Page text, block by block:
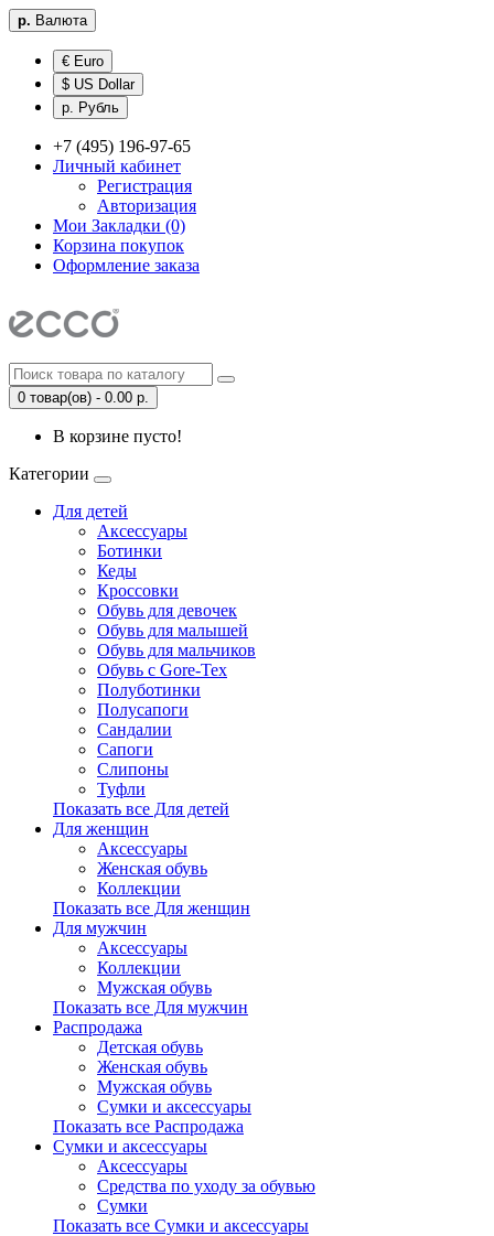
р. Валюта
€ Euro
$ US Dollar
р. Рубль
+7 (495) 196-97-65
Личный кабинет
Регистрация
Авторизация
Мои Закладки (0)
Корзина покупок
Оформление заказа
0 товар(ов) - 0.00 р.
В корзине пусто!
Категории
Для детей
Аксессуары
Ботинки
Кеды
Кроссовки
Обувь для девочек
Обувь для малышей
Обувь для мальчиков
Обувь с Gore-Tex
Полуботинки
Полусапоги
Сандалии
Сапоги
Слипоны
Туфли
Показать все Для детей
Для женщин
Аксессуары
Женская обувь
Коллекции
Показать все Для женщин
Для мужчин
Аксессуары
Коллекции
Мужская обувь
Показать все Для мужчин
Распродажа
Детская обувь
Женская обувь
Мужская обувь
Сумки и аксессуары
Показать все Распродажа
Сумки и аксессуары
Аксессуары
Средства по уходу за обувью
Сумки
Показать все Сумки и аксессуары